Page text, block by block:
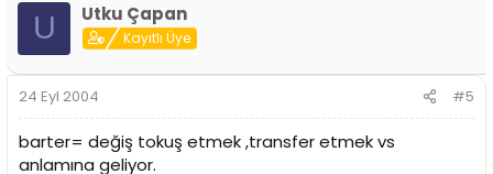
U Utku Çapan
Kayıtlı Üye
24 Eyl 2004 #5
barter= değiş tokuş etmek ,transfer etmek vs
anlamına geliyor.